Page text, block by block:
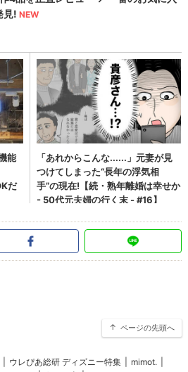
ページの先頭へ
ウレぴあ総研 ディズニー特集 mimot.